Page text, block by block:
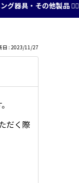
グ器具・その他製品 🏋️‍♂️
日 : 2023/11/27
だく際